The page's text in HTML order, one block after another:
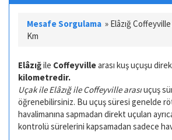
Mesafe Sorgulama » Elâzığ
Km
Elâzığile Coffeyvillearası kuş uçuşu
kilometredir.
Uçak ile Elâzığ ile Coffeyville arasıuçuş
öğrenebilirsiniz. Bu uçuş süresi genelde
havalimanına sapmadan direkt uçulan
kontrolü sürelerini kapsamadan sadece